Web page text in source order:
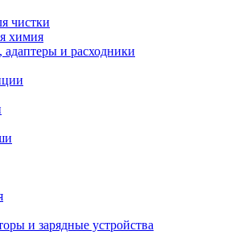
чистки
химия
и расходники
и зарядные устройства